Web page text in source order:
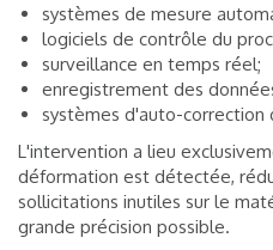
systèmes de mesure
logiciels de contrôle du
surveillance en temps réel;
enregistrement des
systèmes d'auto-correction
L'intervention a lieu
déformation est détectée,
sollicitations inutiles sur le
grande précision possible.